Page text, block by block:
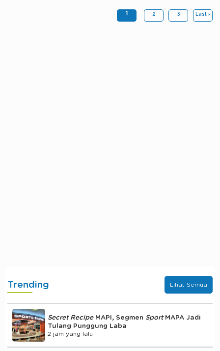
1 2 3 Last ›
Trending Lihat Semua
Secret RecipeMAPI, Segmen Sport MAPA Jadi
Tulang Punggung Laba
2 jam yang lalu